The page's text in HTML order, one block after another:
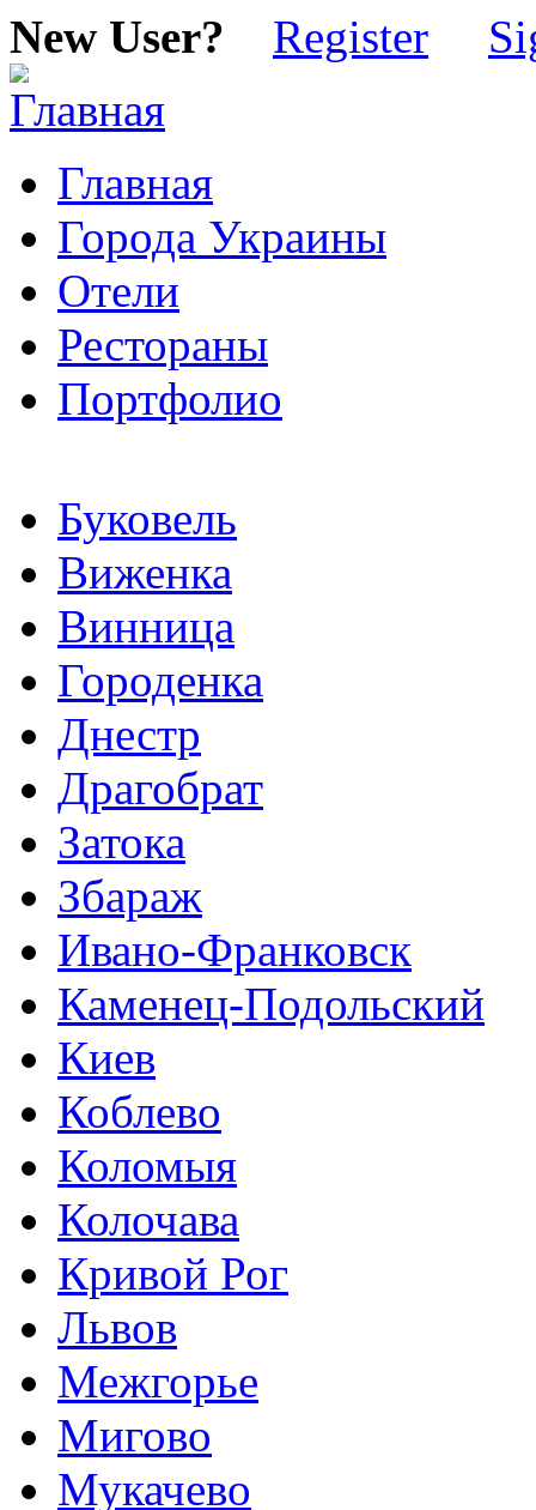
New User? Register
Главная
Города Украины
Отели
Рестораны
Портфолио
Буковель
Виженка
Винница
Городенка
Днестр
Драгобрат
Затока
Збараж
Ивано-Франковск
Каменец-Подольский
Киев
Коблево
Коломыя
Колочава
Кривой Рог
Львов
Межгорье
Мигово
Мукачево